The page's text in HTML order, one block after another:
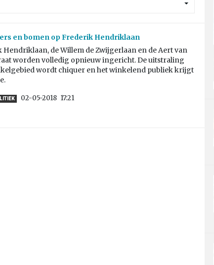
en bomen op Frederik Hendriklaan
Hendriklaan, de Willem de Zwijgerlaan en de Aert van
worden volledig opnieuw ingericht. De uitstraling
wordt chiquer en het winkelend publiek krijgt
02-05-2018 17:21